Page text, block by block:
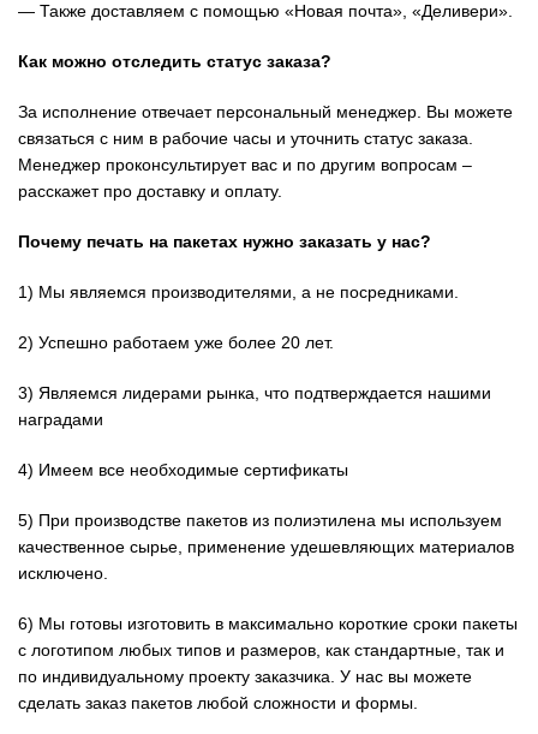
— Также доставляем с помощью «Новая почта», «Деливери».
Как можно отследить статус заказа?
За исполнение отвечает персональный менеджер. Вы можете
связаться с ним в рабочие часы и уточнить статус заказа.
Менеджер проконсультирует вас и по другим вопросам –
расскажет про доставку и оплату.
Почему печать на пакетах нужно заказать у нас?
1) Мы являемся производителями, а не посредниками.
2) Успешно работаем уже более 20 лет.
3) Являемся лидерами рынка, что подтверждается нашими
наградами
4) Имеем все необходимые сертификаты
5) При производстве пакетов из полиэтилена мы используем
качественное сырье, применение удешевляющих материалов
исключено.
6) Мы готовы изготовить в максимально короткие сроки пакеты
с логотипом любых типов и размеров, как стандартные, так и
по индивидуальному проекту заказчика. У нас вы можете
сделать заказ пакетов любой сложности и формы.